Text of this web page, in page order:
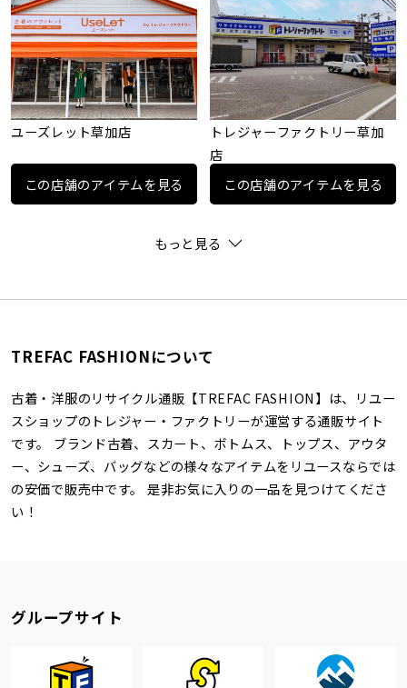
ユーズレット草加店
この店舗のアイテムを見る
トレジャーファクトリー草加
店
この店舗のアイテムを見る
もっと見る
TREFAC FASHIONについて
古着・洋服のリサイクル通販【TREFAC FASHION】は、リユー
スショップのトレジャー・ファクトリーが運営する通販サイト
です。 ブランド古着、スカート、ボトムス、トップス、アウタ
ー、シューズ、バッグなどの様々なアイテムをリユースならでは
の安価で販売中です。 是非お気に入りの一品を見つけてくださ
い！
グループサイト